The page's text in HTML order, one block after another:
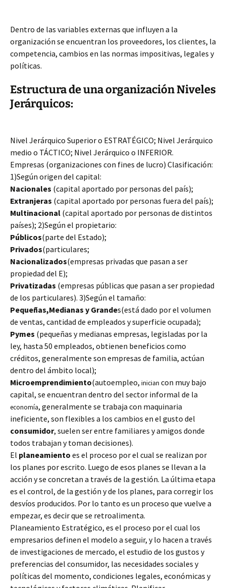
Dentro de las variables externas que influyen a la
organización se encuentran los proveedores, los clientes, la
competencia, cambios en las normas impositivas, legales y
políticas.
Estructura de una organización Niveles
Jerárquicos:
Nivel Jerárquico Superior o ESTRATÉGICO; Nivel Jerárquico
medio o TÁCTICO; Nivel Jerárquico o INFERIOR.
Empresas (organizaciones con fines de lucro) Clasificación:
1)Según origen del capital:
Nacionales (capital aportado por personas del país);
Extranjeras (capital aportado por personas fuera del país);
Multinacional (capital aportado por personas de distintos
países); 2)Según el propietario:
Públicos(parte del Estado);
Privados(particulares;
Nacionalizados(empresas privadas que pasan a ser
propiedad del E);
Privatizadas (empresas públicas que pasan a ser propiedad
de los particulares). 3)Según el tamaño:
Pequeñas,Medianas y Grandes(está dado por el volumen
de ventas, cantidad de empleados y superficie ocupada);
Pymes (pequeñas y medianas empresas, legisladas por la
ley, hasta 50 empleados, obtienen beneficios como
créditos, generalmente son empresas de familia, actúan
dentro del ámbito local);
Microemprendimiento(autoempleo, inician con muy bajo
capital, se encuentran dentro del sector informal de la
economía, generalmente se trabaja con maquinaria
ineficiente, son flexibles a los cambios en el gusto del
consumidor, suelen ser entre familiares y amigos donde
todos trabajan y toman decisiones).
El planeamiento es el proceso por el cual se realizan por
los planes por escrito. Luego de esos planes se llevan a la
acción y se concretan a través de la gestión. La última etapa
es el control, de la gestión y de los planes, para corregir los
desvíos producidos. Por lo tanto es un proceso que vuelve a
empezar, es decir que se retroalimenta.
Planeamiento Estratégico, es el proceso por el cual los
empresarios definen el modelo a seguir, y lo hacen a través
de investigaciones de mercado, el estudio de los gustos y
preferencias del consumidor, las necesidades sociales y
políticas del momento, condiciones legales, económicas y